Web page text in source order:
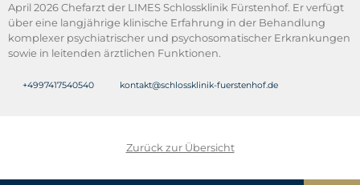
April 2026 Chefarzt der LIMES Schlossklinik Fürstenhof. Er verfügt
über eine langjährige klinische Erfahrung in der Behandlung
komplexer psychiatrischer und psychosomatischer Erkrankungen
sowie in leitenden ärztlichen Funktionen.
+4997417540540 kontakt@schlossklinik-fuerstenhof.de
Zurück zur Übersicht